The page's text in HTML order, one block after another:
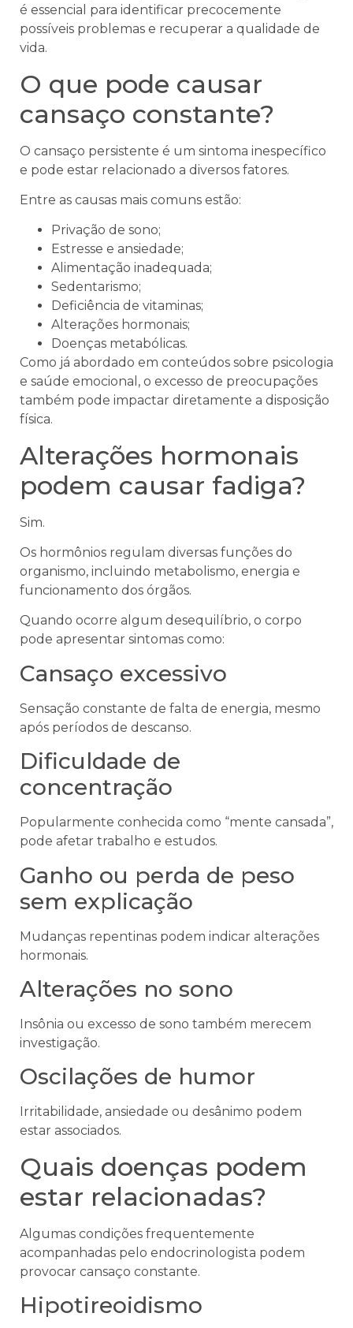
é essencial para identificar precocemente
possíveis problemas e recuperar a qualidade de
vida.
O que pode causar
cansaço constante?
O cansaço persistente é um sintoma inespecífico
e pode estar relacionado a diversos fatores.
Entre as causas mais comuns estão:
Privação de sono;
Estresse e ansiedade;
Alimentação inadequada;
Sedentarismo;
Deficiência de vitaminas;
Alterações hormonais;
Doenças metabólicas.
Como já abordado em conteúdos sobre psicologia
e saúde emocional, o excesso de preocupações
também pode impactar diretamente a disposição
física.
Alterações hormonais
podem causar fadiga?
Sim.
Os hormônios regulam diversas funções do
organismo, incluindo metabolismo, energia e
funcionamento dos órgãos.
Quando ocorre algum desequilíbrio, o corpo
pode apresentar sintomas como:
Cansaço excessivo
Sensação constante de falta de energia, mesmo
após períodos de descanso.
Dificuldade de
concentração
Popularmente conhecida como “mente cansada”,
pode afetar trabalho e estudos.
Ganho ou perda de peso
sem explicação
Mudanças repentinas podem indicar alterações
hormonais.
Alterações no sono
Insônia ou excesso de sono também merecem
investigação.
Oscilações de humor
Irritabilidade, ansiedade ou desânimo podem
estar associados.
Quais doenças podem
estar relacionadas?
Algumas condições frequentemente
acompanhadas pelo endocrinologista podem
provocar cansaço constante.
Hipotireoidismo